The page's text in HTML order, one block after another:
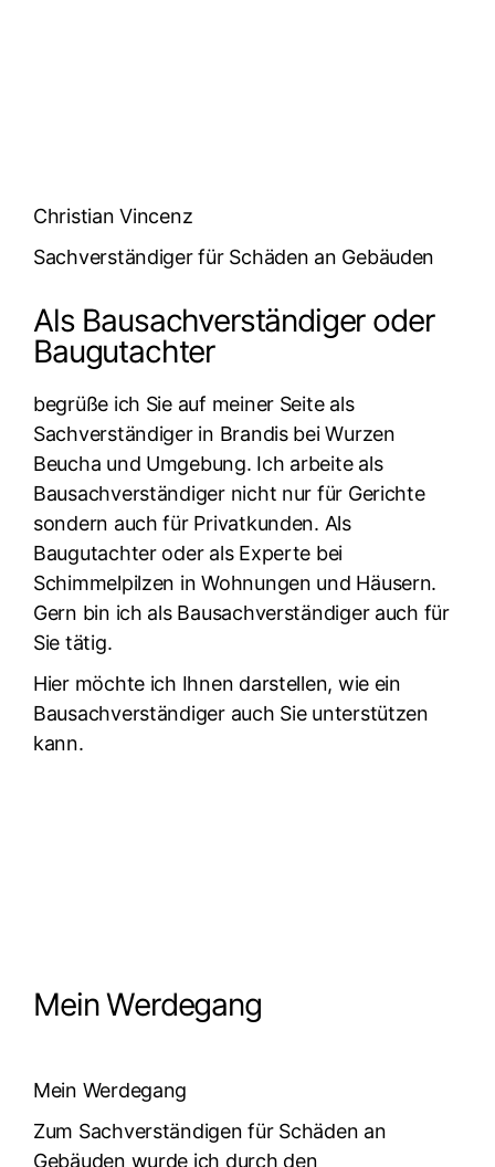
Christian Vincenz
Sachverständiger für Schäden an Gebäuden
Als Bausachverständiger oder
Baugutachter
begrüße ich Sie auf meiner Seite als
Sachverständiger in Brandis bei Wurzen
Beucha und Umgebung. Ich arbeite als
Bausachverständiger nicht nur für Gerichte
sondern auch für Privatkunden. Als
Baugutachter oder als Experte bei
Schimmelpilzen in Wohnungen und Häusern.
Gern bin ich als Bausachverständiger auch für
Sie tätig.
Hier möchte ich Ihnen darstellen, wie ein
Bausachverständiger auch Sie unterstützen
kann.
Mein Werdegang
Mein Werdegang
Zum Sachverständigen für Schäden an
Gebäuden wurde ich durch den